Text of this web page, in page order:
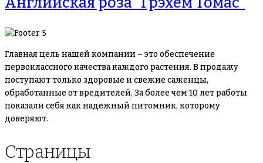
Главная цель нашей компании – это обеспечение
первоклассного качества каждого растения. В продажу
поступают только здоровые и свежие саженцы,
обработанные от вредителей. За более чем 10 лет работы
показали себя как надежный питомник, которому
доверяют.
Страницы